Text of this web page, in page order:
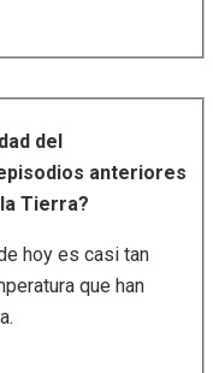
del
anteriores
Tierra?
hoy es casi tan
que han